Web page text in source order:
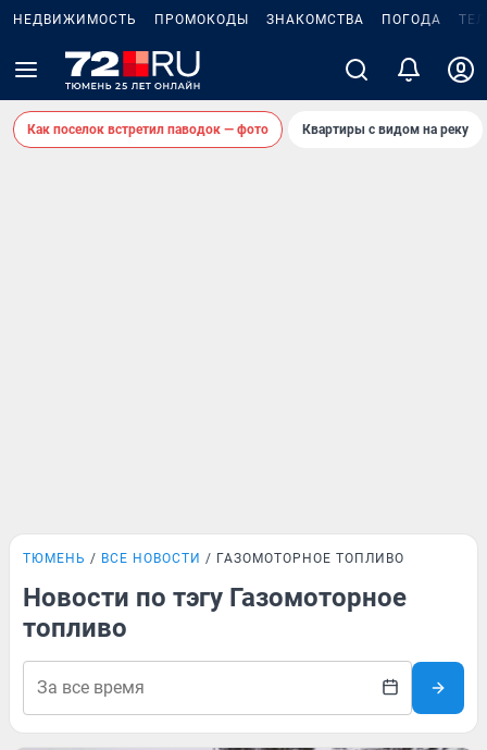
НЕДВИЖИМОСТЬ ПРОМОКОДЫ ЗНАКОМСТВА ПОГОДА
Как поселок встретил паводок — фото Квартиры с видом на реку
ТЮМЕНЬ ВСЕ НОВОСТИ ГАЗОМОТОРНОЕ ТОПЛИВО
Новости по тэгу Газомоторное
топливо